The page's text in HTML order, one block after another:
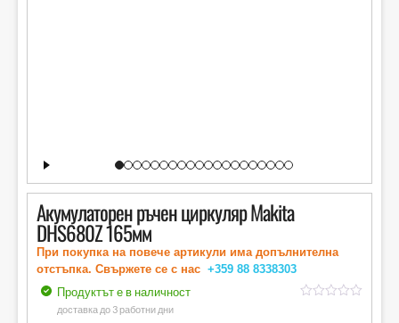
Акумулаторен ръчен циркуляр Makita
DHS680Z 165мм
При покупка на повече артикули има допълнителна
отстъпка. Свържете се с нас +359 88 8338303
Продуктът е в наличност
доставка до 3 работни дни